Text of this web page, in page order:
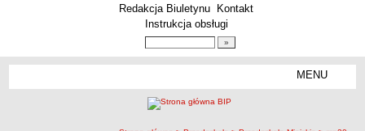
Redakcja Biuletynu
Kontakt
Instrukcja obsługi
MENU